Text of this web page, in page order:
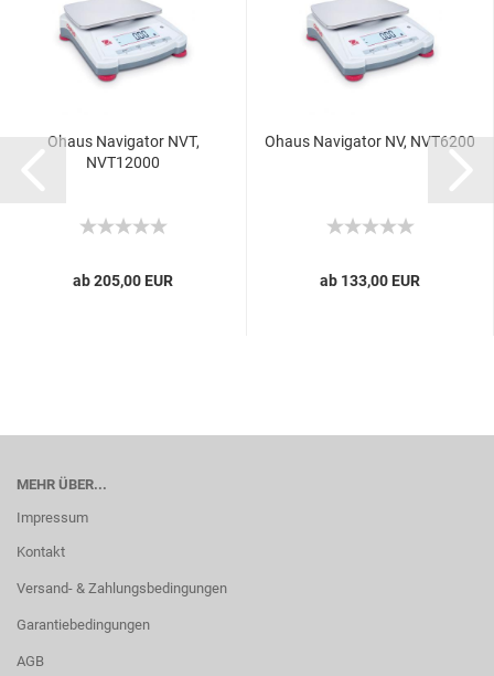
Ohaus Navigator NVT,
NVT12000
ab 205,00 EUR
Ohaus Navigator NV, NVT6200
ab 133,00 EUR
MEHR ÜBER...
Impressum
Kontakt
Versand- & Zahlungsbedingungen
Garantiebedingungen
AGB